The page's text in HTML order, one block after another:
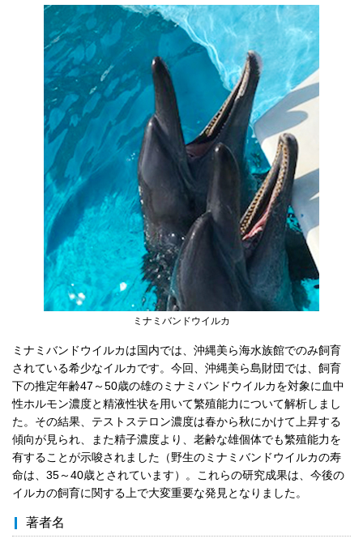
ミナミバンドウイルカ
ミナミバンドウイルカは国内では、沖縄美ら海水族館でのみ飼育
されている希少なイルカです。今回、沖縄美ら島財団では、飼育
下の推定年齢47～50歳の雄のミナミバンドウイルカを対象に血中
性ホルモン濃度と精液性状を用いて繁殖能力について解析しまし
た。その結果、テストステロン濃度は春から秋にかけて上昇する
傾向が見られ、また精子濃度より、老齢な雄個体でも繁殖能力を
有することが示唆されました（野生のミナミバンドウイルカの寿
命は、35～40歳とされています）。これらの研究成果は、今後の
イルカの飼育に関する上で大変重要な発見となりました。
著者名